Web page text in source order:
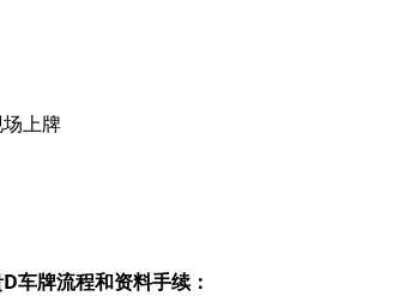
上牌
车牌流程和资料手续：